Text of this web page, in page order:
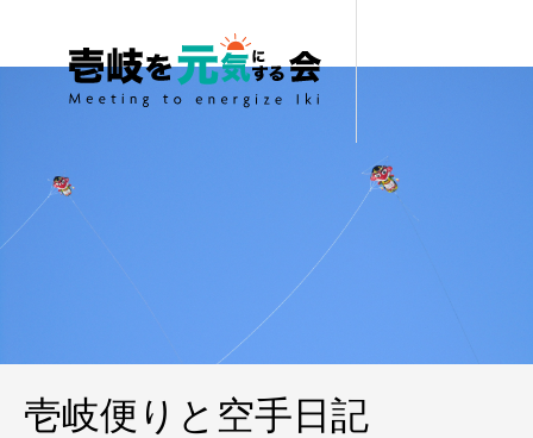
壱岐便りと空手日記